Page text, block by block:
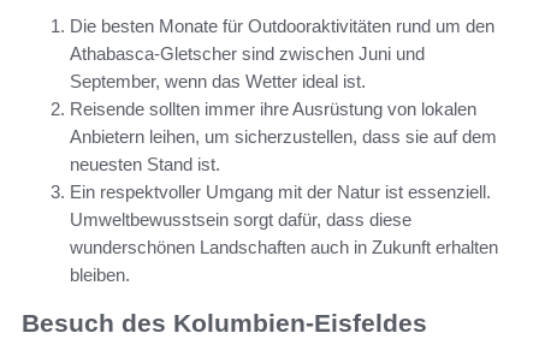
Die besten Monate für Outdooraktivitäten rund um den
Athabasca-Gletscher sind zwischen Juni und
September, wenn das Wetter ideal ist.
Reisende sollten immer ihre Ausrüstung von lokalen
Anbietern leihen, um sicherzustellen, dass sie auf dem
neuesten Stand ist.
Ein respektvoller Umgang mit der Natur ist essenziell.
Umweltbewusstsein sorgt dafür, dass diese
wunderschönen Landschaften auch in Zukunft erhalten
bleiben.
Besuch des Kolumbien-Eisfeldes